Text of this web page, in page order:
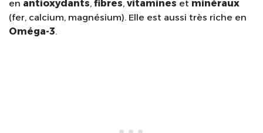
en antioxydants, fibres, vitamines et minéraux
(fer, calcium, magnésium). Elle est aussi très riche en
Oméga-3.